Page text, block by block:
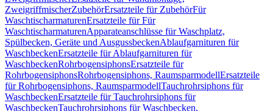
ZweigriffmischerZubehörErsatzteile für ZubehörFür
WaschtischarmaturenErsatzteile für Für
WaschtischarmaturenApparateanschlüsse für Waschplatz,
Spülbecken, Geräte und AusgussbeckenAblaufgarnituren für
WaschbeckenErsatzteile für Ablaufgarnituren für
WaschbeckenRohrbogensiphonsErsatzteile für
RohrbogensiphonsRohrbogensiphons, RaumsparmodellErsatzteile
für Rohrbogensiphons, RaumsparmodellTauchrohrsiphons für
WaschbeckenErsatzteile für Tauchrohrsiphons für
WaschbeckenTauchrohrsiphons für Waschbecken,